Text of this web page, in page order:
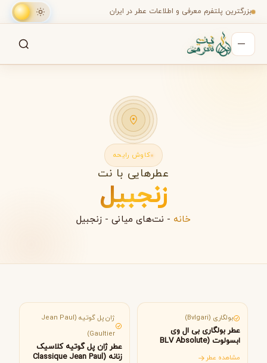
بزرگترین پلتفرم معرفی و اطلاعات عطر در ایران
کاوش رایحه
عطرهایی با نت
زنجبیل
خانه - نت‌های میانی - زنجبیل
بولگاری (Bvlgari)
عطر بولگاری بی ال وی
ابسولوت (BLV Absolute
مشاهده عطر
ژان پل گوتیه (Jean Paul
Gaultier)
عطر ژان پل گوتیه کلاسیک
زنانه (Classique Jean Paul